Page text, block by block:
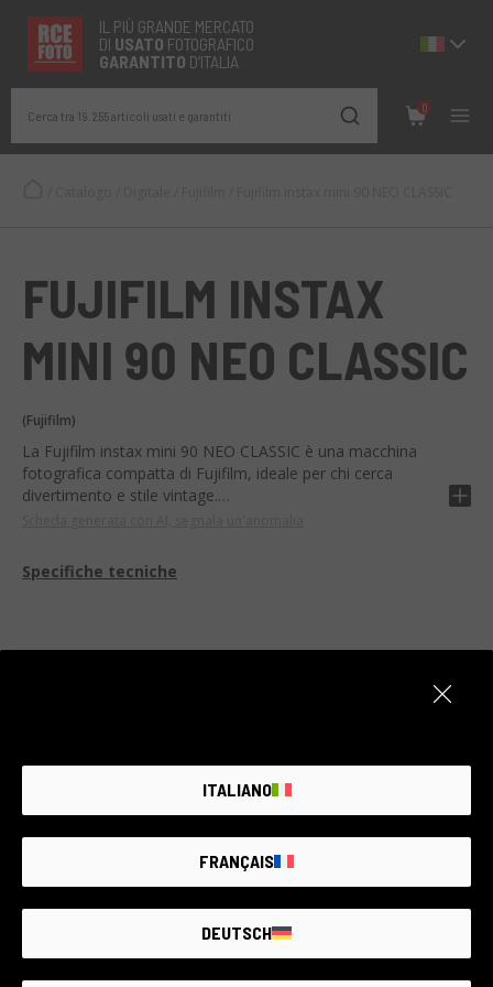
IL PIÙ GRANDE MERCATO
DI USATO FOTOGRAFICO
GARANTITO D’ITALIA
Cerca tra 19.255 articoli usati e garantiti
0
FUJIFILM INSTAX
MINI 90 NEO CLASSIC
(Fujifilm)
La Fujifilm instax mini 90 NEO CLASSIC è una macchina
fotografica compatta di Fujifilm, ideale per chi cerca
divertimento e stile vintage.
luminosi e nitidi, doppia esposizione, e una serie di
funzionalità avanzate come regolazione dell'intensità del
Specifiche tecniche
prodotti.
AVVISAMI
ITALIANO
FRANÇAIS
DEUTSCH